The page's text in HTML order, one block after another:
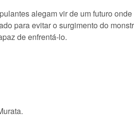
alegam vir de um futuro
para evitar o surgimento do
de enfrentá-lo.